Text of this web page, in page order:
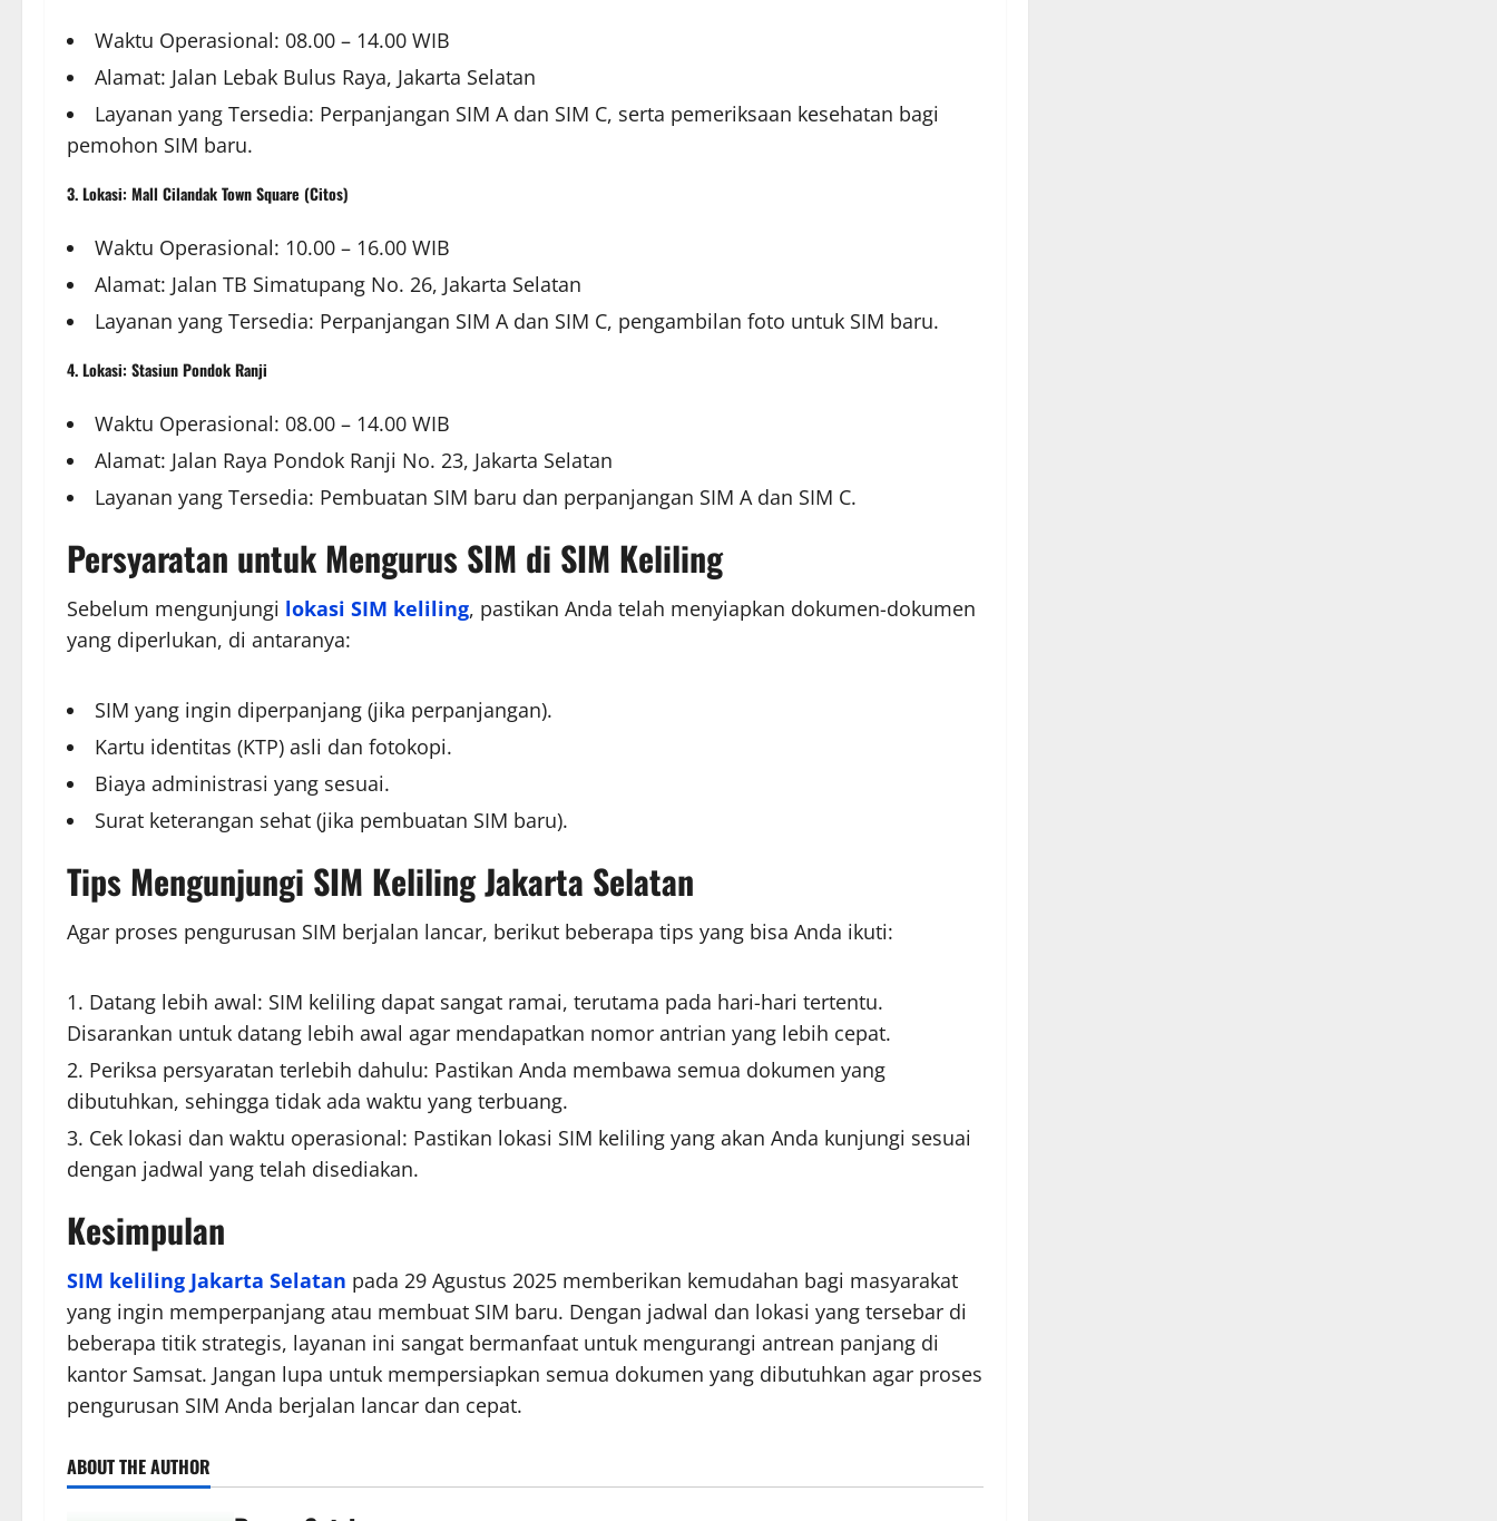
Waktu Operasional: 08.00 – 14.00 WIB
Alamat: Jalan Lebak Bulus Raya, Jakarta Selatan
Layanan yang Tersedia: Perpanjangan SIM A dan SIM C, serta pemeriksaan kesehatan bagi
pemohon SIM baru.
3. Lokasi: Mall Cilandak Town Square (Citos)
Waktu Operasional: 10.00 – 16.00 WIB
Alamat: Jalan TB Simatupang No. 26, Jakarta Selatan
Layanan yang Tersedia: Perpanjangan SIM A dan SIM C, pengambilan foto untuk SIM baru.
4. Lokasi: Stasiun Pondok Ranji
Waktu Operasional: 08.00 – 14.00 WIB
Alamat: Jalan Raya Pondok Ranji No. 23, Jakarta Selatan
Layanan yang Tersedia: Pembuatan SIM baru dan perpanjangan SIM A dan SIM C.
Persyaratan untuk Mengurus SIM di SIM Keliling
Sebelum mengunjungi lokasi SIM keliling, pastikan Anda telah menyiapkan dokumen-dokumen
yang diperlukan, di antaranya:
SIM yang ingin diperpanjang (jika perpanjangan).
Kartu identitas (KTP) asli dan fotokopi.
Biaya administrasi yang sesuai.
Surat keterangan sehat (jika pembuatan SIM baru).
Tips Mengunjungi SIM Keliling Jakarta Selatan
Agar proses pengurusan SIM berjalan lancar, berikut beberapa tips yang bisa Anda ikuti:
Datang lebih awal: SIM keliling dapat sangat ramai, terutama pada hari-hari tertentu.
Disarankan untuk datang lebih awal agar mendapatkan nomor antrian yang lebih cepat.
Periksa persyaratan terlebih dahulu: Pastikan Anda membawa semua dokumen yang
dibutuhkan, sehingga tidak ada waktu yang terbuang.
Cek lokasi dan waktu operasional: Pastikan lokasi SIM keliling yang akan Anda kunjungi sesuai
dengan jadwal yang telah disediakan.
Kesimpulan
SIM keliling Jakarta Selatan pada 29 Agustus 2025 memberikan kemudahan bagi masyarakat
yang ingin memperpanjang atau membuat SIM baru. Dengan jadwal dan lokasi yang tersebar di
beberapa titik strategis, layanan ini sangat bermanfaat untuk mengurangi antrean panjang di
kantor Samsat. Jangan lupa untuk mempersiapkan semua dokumen yang dibutuhkan agar proses
pengurusan SIM Anda berjalan lancar dan cepat.
ABOUT THE AUTHOR